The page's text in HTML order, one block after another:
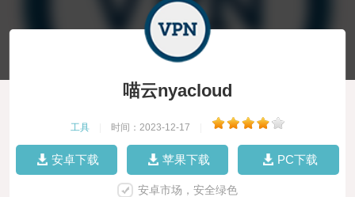
喵云nyacloud
工具 时间：2023-12-17
安卓下载 苹果下载 PC下载
安卓市场，安全绿色